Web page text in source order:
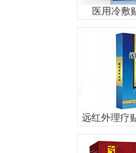
医用冷敷